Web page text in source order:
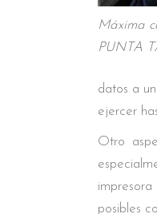
Máxima
PUNTA
datos a
ejercer
Otro
posibles